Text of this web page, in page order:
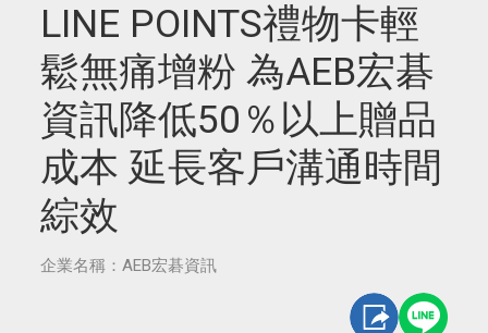
LINE POINTS禮物卡輕
鬆無痛增粉 為AEB宏碁
資訊降低50％以上贈品
成本 延長客戶溝通時間
綜效
企業名稱：AEB宏碁資訊